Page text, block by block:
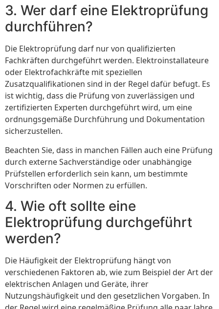
3. Wer darf eine Elektroprüfung
durchführen?
Die Elektroprüfung darf nur von qualifizierten
Fachkräften durchgeführt werden. Elektroinstallateure
oder Elektrofachkräfte mit speziellen
Zusatzqualifikationen sind in der Regel dafür befugt. Es
ist wichtig, dass die Prüfung von zuverlässigen und
zertifizierten Experten durchgeführt wird, um eine
ordnungsgemäße Durchführung und Dokumentation
sicherzustellen.
Beachten Sie, dass in manchen Fällen auch eine Prüfung
durch externe Sachverständige oder unabhängige
Prüfstellen erforderlich sein kann, um bestimmte
Vorschriften oder Normen zu erfüllen.
4. Wie oft sollte eine
Elektroprüfung durchgeführt
werden?
Die Häufigkeit der Elektroprüfung hängt von
verschiedenen Faktoren ab, wie zum Beispiel der Art der
elektrischen Anlagen und Geräte, ihrer
Nutzungshäufigkeit und den gesetzlichen Vorgaben. In